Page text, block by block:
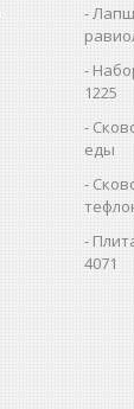
1225
еды
4071